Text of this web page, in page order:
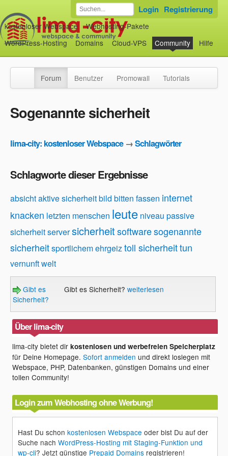
kostenloser Webspace
Webhosting-Pakete
WordPress-Hosting
Domains Cloud-VPS Community Hilfe
Login Registrierung
Forum Benutzer Promowall Tutorials
Sogenannte sicherheit
lima-city: kostenloser Webspace→Schlagwörter
Schlagworte dieser Ergebnisse
absichtaktive sicherheitbild bitten fassen internet
knacken letzten menschen leute niveau passive
sicherheitserversicherheitsoftwaresogenannte
sicherheitsportlichem ehrgeiztoll sicherheittun
vernunftwelt
Gibt es
Sicherheit?
Gibt es Sicherheit? weiterlesen
Über lima-city
lima-city bietet dirkostenlosen und werbefreien Speicherplatz
für Deine Homepage.Sofort anmelden und direkt loslegen mit
Webspace, PHP, Datenbanken, günstigen Domains und einer
tollen Community!
Login zum Webhosting ohne Werbung!
Hast Du schonkostenlosen Webspace oder bist Du auf der
Suche nachWordPress-Hosting mit Staging-Funktion und
wp-cli? Jetzt günstige Prepaid Domains registrieren!